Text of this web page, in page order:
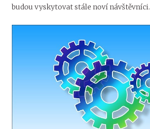
budou vyskytovat stále noví návštěvníci.